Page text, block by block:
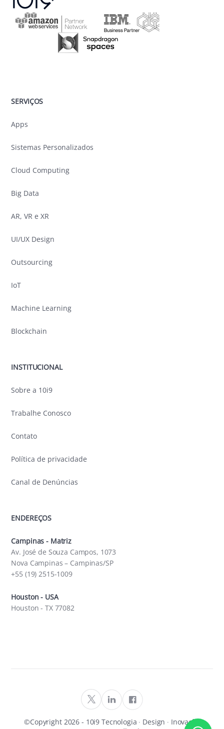
SERVIÇOS
Apps
Sistemas Personalizados
Cloud Computing
Big Data
AR, VR e XR
UI/UX Design
Outsourcing
IoT
Machine Learning
Blockchain
INSTITUCIONAL
Sobre a 10i9
Trabalhe Conosco
Contato
Política de privacidade
Canal de Denúncias
ENDEREÇOS
Campinas - Matriz
Av. José de Souza Campos, 1073
Nova Campinas – Campinas/SP
+55 (19) 2515-1009
Houston - USA
Houston - TX 77082
©Copyright 2026 - 10i9 Tecnologia ∙ Design ∙ Inovação